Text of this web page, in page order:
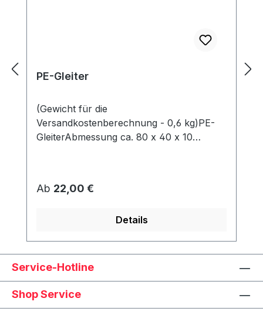
PE-Gleiter
(Gewicht für die
Versandkostenberechnung - 0,6 kg)PE-
GleiterAbmessung ca. 80 x 40 x 10
Regulärer Preis:
Ab 22,00 €
Details
Service-Hotline
Shop Service